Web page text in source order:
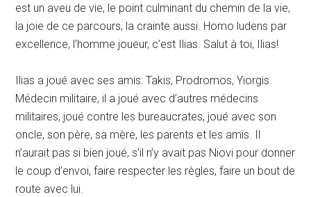
est un aveu de vie, le point culminant du chemin de la vie,
la joie de ce parcours, la crainte aussi. Homo ludens par
excellence, l’homme joueur, c’est Ilias. Salut à toi, Ilias!
Ilias a joué avec ses amis: Takis, Prodromos, Yiorgis.
Médecin militaire, il a joué avec d’autres médecins
militaires, joué contre les bureaucrates, joué avec son
oncle, son père, sa mère, les parents et les amis. Il
n’aurait pas si bien joué, s’il n’y avait pas Niovi pour donner
le coup d’envoi, faire respecter les règles, faire un bout de
route avec lui.